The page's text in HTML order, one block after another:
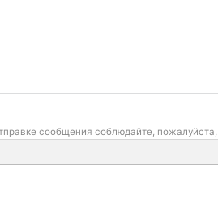
сообщения соблюдайте, пожалуйста,